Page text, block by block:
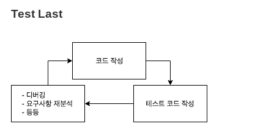
Test Last